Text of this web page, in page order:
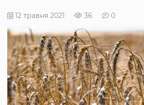
12 травня 2021 36 0